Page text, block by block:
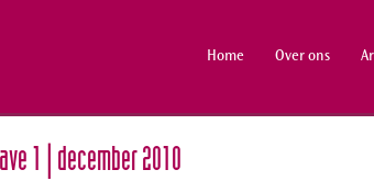
Home Over ons
1 | december 2010